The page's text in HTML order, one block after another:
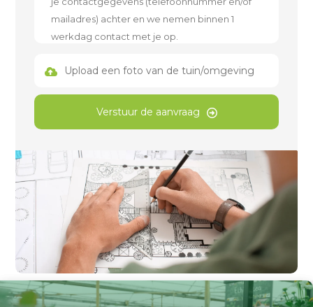
Upload een foto van de tuin/omgeving
Verstuur de aanvraag